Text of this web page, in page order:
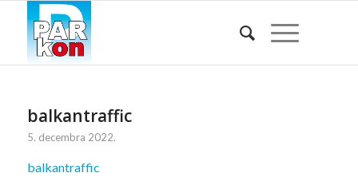
balkantraffic
5. decembra 2022.
balkantraffic